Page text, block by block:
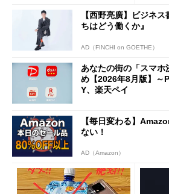
【西野亮廣】ビジネ
ちはどう働くか』
AD（FINCHI on GOETHE）
あなたの街の「スマホ
め【2026年8月版】～
Y、楽天ペイ
【毎日変わる】
ない！
AD（Amazon）